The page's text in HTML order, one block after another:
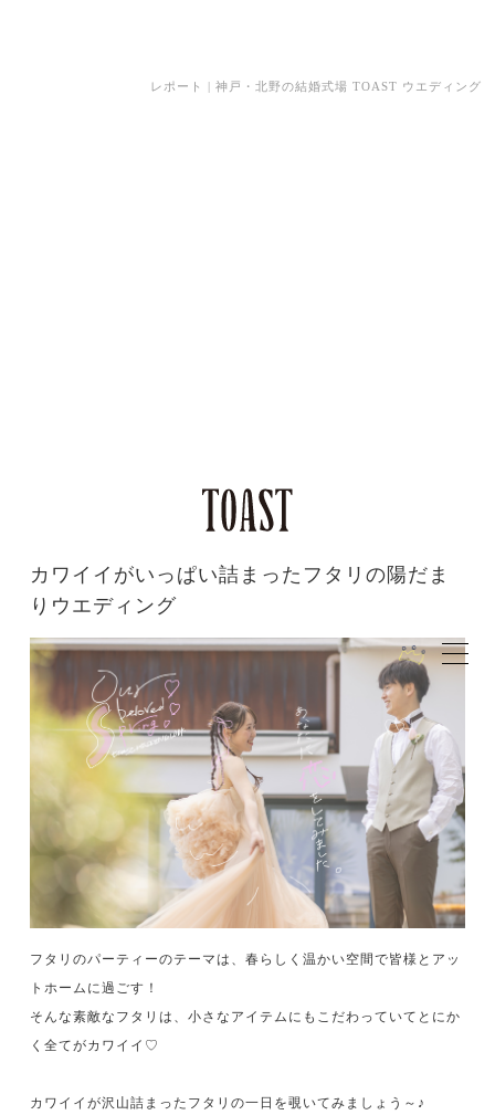
レポート | 神戸・北野の結婚式場 TOAST ウエディング
カワイイがいっぱい詰まったフタリの陽だま
りウエディング
フタリのパーティーのテーマは、春らしく温かい空間で皆様とアッ
トホームに過ごす！
そんな素敵なフタリは、小さなアイテムにもこだわっていてとにか
く全てがカワイイ♡
カワイイが沢山詰まったフタリの一日を覗いてみましょう～♪